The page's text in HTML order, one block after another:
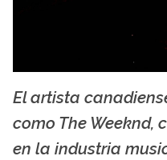
El artista
como The Weeknd,
en la industria